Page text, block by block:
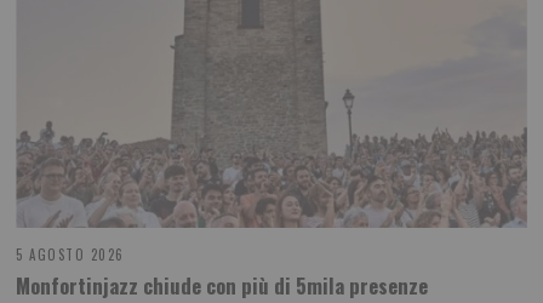
5 AGOSTO 2026
Monfortinjazz chiude con più di 5mila presenze